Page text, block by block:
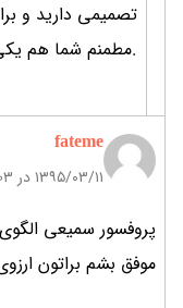
تصمیمی دارید و
.مطمنم شما هم
fateme
۱۳۹۵/۰۳/۱۱ در 11:03 ق.ظ
پروفسور سمیعی
موفق بشم براتون